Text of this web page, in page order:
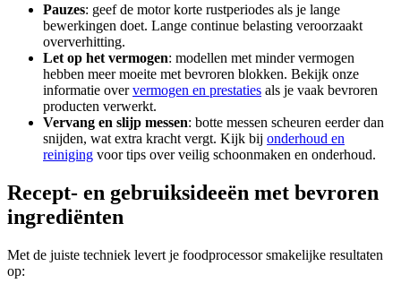
Pauzes: geef de motor korte rustperiodes als je lange
bewerkingen doet. Lange continue belasting veroorzaakt
oververhitting.
Let op het vermogen: modellen met minder vermogen
hebben meer moeite met bevroren blokken. Bekijk onze
informatie oververmogen en prestaties als je vaak bevroren
producten verwerkt.
Vervang en slijp messen: botte messen scheuren eerder dan
snijden, wat extra kracht vergt. Kijk bij onderhoud en
reiniging voor tips over veilig schoonmaken en onderhoud.
Recept- en gebruiksideeën met bevroren
ingrediënten
Met de juiste techniek levert je foodprocessor smakelijke resultaten
op: